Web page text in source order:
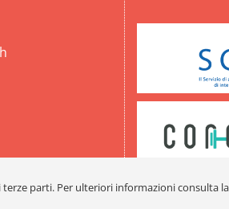
parti. Per ulteriori informazioni consulta